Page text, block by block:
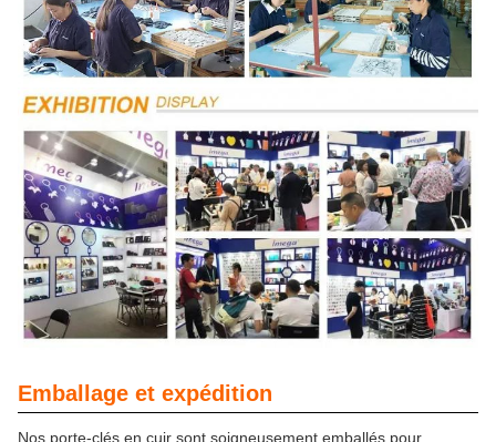
Emballage et expédition
Nos porte-clés en cuir sont soigneusement emballés pour